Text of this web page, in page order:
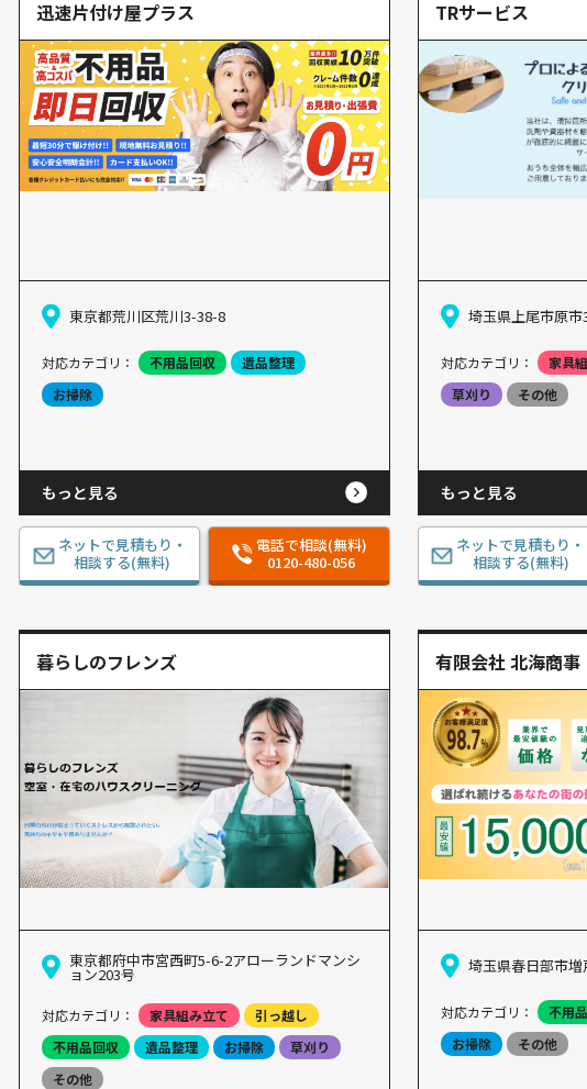
迅速片付け屋プラス
東京都荒川区荒川3-38-8
対応カテゴリ： 不用品回収
遺品整理
お掃除
もっと見る
ネットで見積もり・
相談する(無料)
電話で相談(無料)
0120-480-056
TRサービス
埼玉県上尾市原市
対応カテゴリ： 家具
草刈り
その他
もっと見る
ネットで見積もり・
相談する(無料)
暮らしのフレンズ
東京都府中市宮西町5-6-2アローランドマンシ
ョン203号
対応カテゴリ： 家具組み立て
引っ越し
不用品回収
遺品整理 お掃除
草刈り
その他
有限会社 北海商事
埼玉県春日部市増
対応カテゴリ： 不用
お掃除
その他